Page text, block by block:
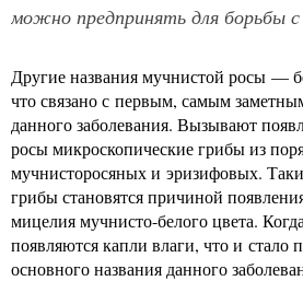
можно предпринять для борьбы с
Другие названия мучнистой росы —
что связано с первым, самым
данного заболевания. Вызывают
росы микроскопические грибы из
мучнисторосяных и эризифовых.
грибы становятся причиной
мицелия мучнисто-белого цвета.
появляются капли влаги, что и стало
основного названия данного